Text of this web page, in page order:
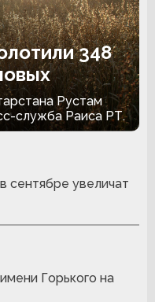
348
Рустам
служба Раиса РТ.
сентябре увеличат
Горького на